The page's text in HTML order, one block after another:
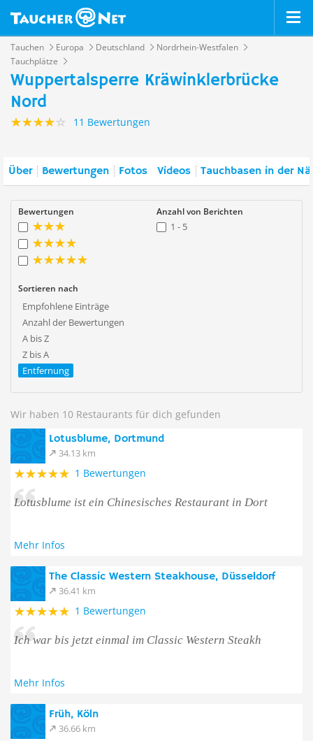
Tauchen Europa Deutschland
Nordrhein-Westfalen
Tauchplätze
Wuppertalsperre Kräwinklerbrücke
Nord
11 Bewertungen
Über Bewertungen Fotos Videos Tauchbasen in der
Bewertungen Anzahl von Berichten
1 - 5
Sortieren nach
Empfohlene Einträge
Anzahl der Bewertungen
A bis Z
Z bis A
Entfernung
Wir haben 10 Restaurants für dich gefunden
Lotusblume, Dortmund
34.13 km
1 Bewertungen
Lotusblume ist ein Chinesisches Restaurant in Dort
Mehr Infos
The Classic Western Steakhouse, Düsseldorf
36.41 km
1 Bewertungen
Ich war bis jetzt einmal im Classic Western Steakh
Mehr Infos
Früh, Köln
36.66 km